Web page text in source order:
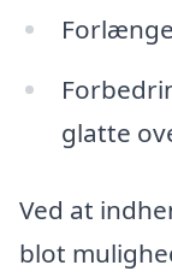
glatte
Ved at
blot